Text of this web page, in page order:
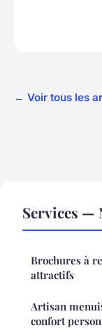
← Voir tous les
Services —
Brochures à
attractifs
Artisan
confort